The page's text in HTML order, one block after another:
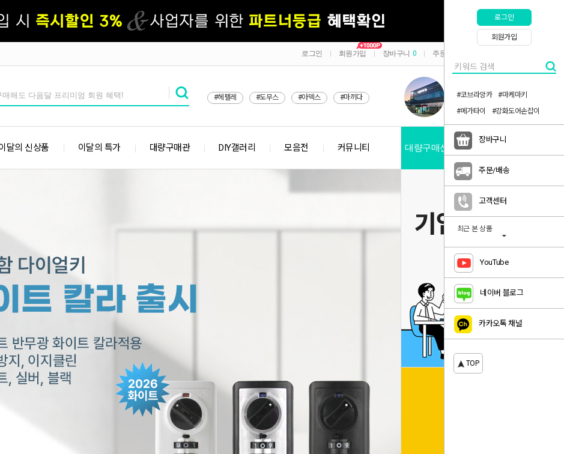
로그인 회원가입 장바구니 0 주문/배송
#헤펠레 #도무스 #아덱스 #마끼다
달의 신상품 이달의 특가 대량구매관 DIY갤러리 모음전 커뮤니티 대량구매신청
로그인
회원가입
#코브라앙카
#마케마키
#메가타이
#강화도어손잡이
장바구니
주문/배송
고객센터
최근 본 상품
YouTube
네이버 블로그
카카오톡 채널
TOP